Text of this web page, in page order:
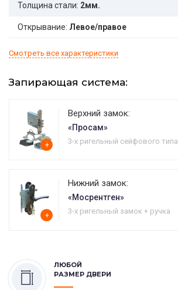
Толщина стали: 2мм.
Открывание: Левое/правое
Смотреть все характеристики
Запирающая система:
+
Верхний замок:
«Просам»
3-х ригельный сейфового типа
+
Нижний замок:
«Мосрентген»
3-х ригельный замок + ручка
ЛЮБОЙ
РАЗМЕР ДВЕРИ